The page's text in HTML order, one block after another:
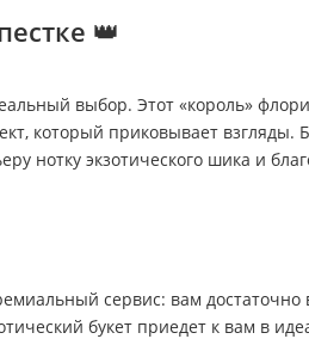
👑
выбор. Этот «король»
который приковывает взгляды.
нотку экзотического шика и
сервис: вам
букет приедет к вам в